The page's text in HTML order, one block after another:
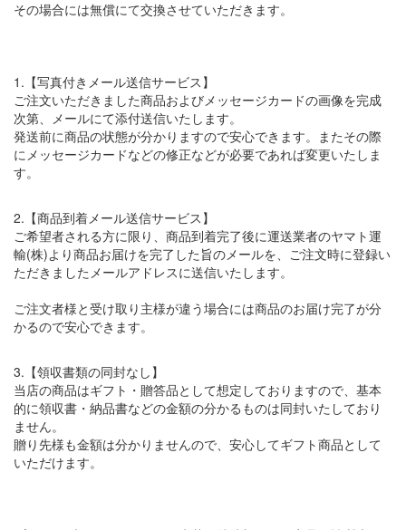
その場合には無償にて交換させていただきます。
1.【写真付きメール送信サービス】
ご注文いただきました商品およびメッセージカードの画像を完成
次第、メールにて添付送信いたします。
発送前に商品の状態が分かりますので安心できます。またその際
にメッセージカードなどの修正などが必要であれば変更いたしま
す。
2.【商品到着メール送信サービス】
ご希望者される方に限り、商品到着完了後に運送業者のヤマト運
輸(株)より商品お届けを完了した旨のメールを、ご注文時に登録い
ただきましたメールアドレスに送信いたします。
ご注文者様と受け取り主様が違う場合には商品のお届け完了が分
かるので安心できます。
3.【領収書類の同封なし】
当店の商品はギフト・贈答品として想定しておりますので、基本
的に領収書・納品書などの金額の分かるものは同封いたしており
ません。
贈り先様も金額は分かりませんので、安心してギフト商品として
いただけます。